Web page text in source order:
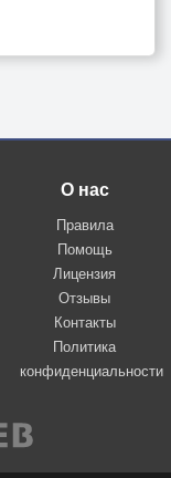
О нас
Правила
Помощь
Лицензия
Отзывы
Контакты
Политика
конфиденциальности